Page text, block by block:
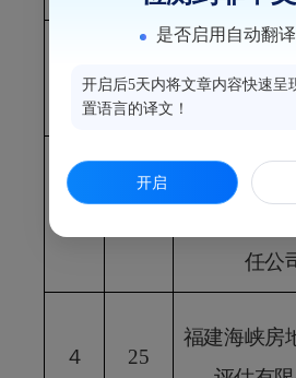
２ 12
福建华茂资
任公
４ 25
福建海峡房
是否启用自动翻
开启后5天内将文章内容快速呈
置语言的译文！
开启